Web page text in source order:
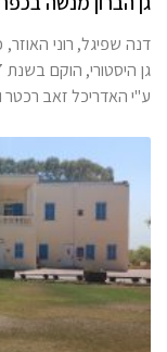
ע"י האדריכל זאב רכטר